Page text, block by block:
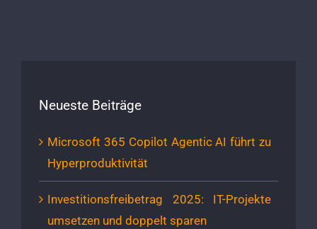
Neueste Beiträge
Microsoft 365 Copilot Agentic AI führt zu
Hyperproduktivität
Investitionsfreibetrag 2025: IT-Projekte
umsetzen und doppelt sparen